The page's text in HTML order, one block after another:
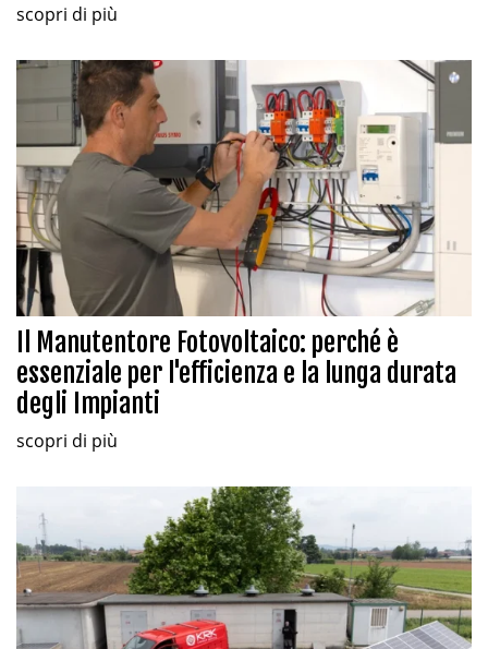
scopri di più
Il Manutentore Fotovoltaico: perché è
essenziale per l'efficienza e la lunga durata
degli Impianti
scopri di più